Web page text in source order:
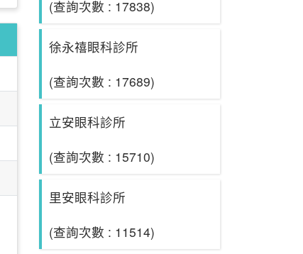
(查詢次數 : 17838)
徐永禧眼科診所
(查詢次數 : 17689)
立安眼科診所
(查詢次數 : 15710)
里安眼科診所
(查詢次數 : 11514)